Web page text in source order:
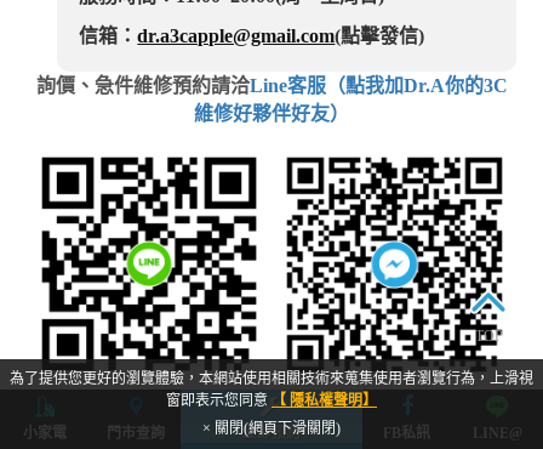
信箱：dr.a3capple@gmail.com(點擊發信)
詢價、急件維修預約請洽Line客服（點我加Dr.A你的3C
維修好夥伴好友）
加入官方LINE
(點擊加好友)
FB臉書私訊
(點擊私訊)
小家電 門市查詢 立即預約 FB私訊 LINE@
為了提供您更好的瀏覽體驗，本網站使用相關技術來蒐集使用者瀏覽行為，上滑視
窗即表示您同意 【 隱私權聲明】
× 關閉(網頁下滑關閉)
TOP